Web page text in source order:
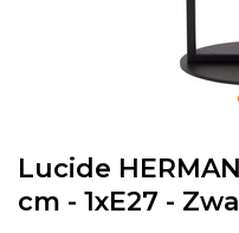
Lucide
cm - 1xE27 -